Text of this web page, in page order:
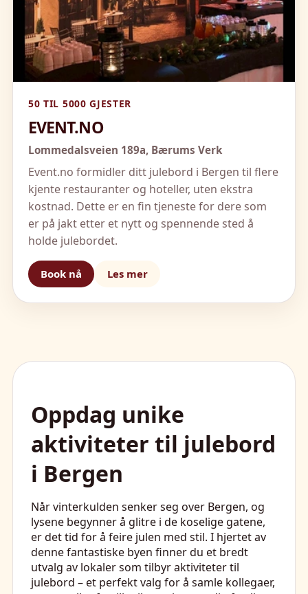
50 TIL 5000 GJESTER
EVENT.NO
Lommedalsveien 189a, Bærums Verk
Event.no formidler ditt julebord i Bergen til flere
kjente restauranter og hoteller, uten ekstra
kostnad. Dette er en fin tjeneste for dere som
er på jakt etter et nytt og spennende sted å
holde julebordet.
Book nå Les mer
Oppdag unike
aktiviteter til julebord
i Bergen
Når vinterkulden senker seg over Bergen, og
lysene begynner å glitre i de koselige gatene,
er det tid for å feire julen med stil. I hjertet av
denne fantastiske byen finner du et bredt
utvalg av lokaler som tilbyr aktiviteter til
julebord – et perfekt valg for å samle kollegaer,